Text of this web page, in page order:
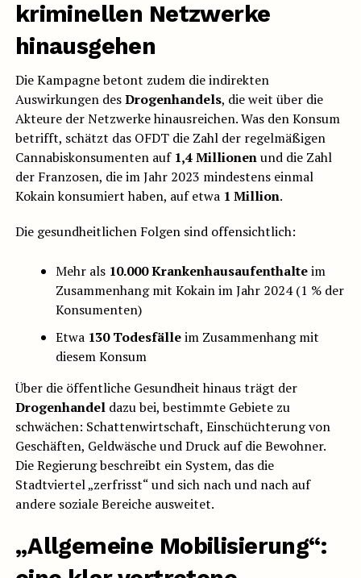
kriminellen Netzwerke
hinausgehen
Die Kampagne betont zudem die indirekten
Auswirkungen desDrogenhandels, die weit über die
Akteure der Netzwerke hinausreichen. Was den Konsum
betrifft, schätzt das OFDT die Zahl der regelmäßigen
Cannabiskonsumenten auf 1,4 Millionenund die Zahl
der Franzosen, die im Jahr 2023 mindestens einmal
Kokain konsumiert haben, auf etwa 1 Million.
Die gesundheitlichen Folgen sind offensichtlich:
Mehr als 10.000 Krankenhausaufenthalteim
Zusammenhang mit Kokain im Jahr 2024 (1 % der
Konsumenten)
Etwa 130 Todesfälleim Zusammenhang mit
diesem Konsum
Über die öffentliche Gesundheit hinaus trägt der
Drogenhandeldazu bei, bestimmte Gebiete zu
schwächen: Schattenwirtschaft, Einschüchterung von
Geschäften, Geldwäsche und Druck auf die Bewohner.
Die Regierung beschreibt ein System, das die
Stadtviertel „zerfrisst“ und sich nach und nach auf
andere soziale Bereiche ausweitet.
„Allgemeine Mobilisierung“: